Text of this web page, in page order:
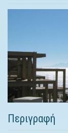
Περιγραφή